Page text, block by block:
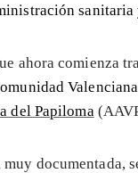
ahora comienza
Valenciana
del Papiloma
muy documentada,